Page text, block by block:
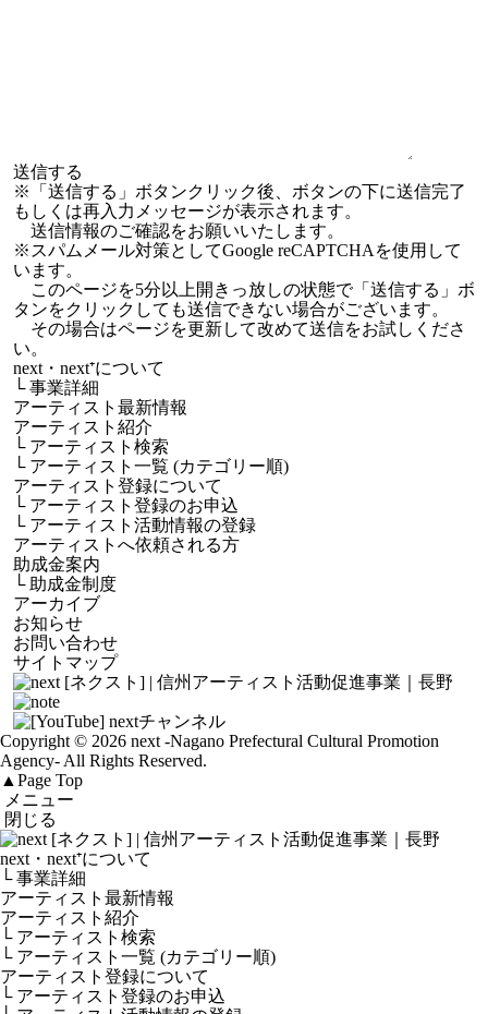
※「送信する」ボタンクリック後、ボタンの下に送信完了
もしくは再入力メッセージが表示されます。
送信情報のご確認をお願いいたします。
※スパムメール対策としてGoogle reCAPTCHAを使用して
います。
このページを5分以上開きっ放しの状態で「送信する」ボ
タンをクリックしても送信できない場合がございます。
その場合はページを更新して改めて送信をお試しくださ
い。
next・next⁺について
└事業詳細
アーティスト最新情報
アーティスト紹介
└ アーティスト検索
└ アーティスト一覧 (カテゴリー順)
アーティスト登録について
└ アーティスト登録のお申込
└ アーティスト活動情報の登録
アーティストへ依頼される方
助成金案内
└ 助成金制度
アーカイブ
お知らせ
お問い合わせ
サイトマップ
Copyright © 2026 next -Nagano Prefectural Cultural Promotion
Agency- All Rights Reserved.
▲ Page Top
メニュー
閉じる
next・next⁺について
└ 事業詳細
アーティスト最新情報
アーティスト紹介
└ アーティスト検索
└ アーティスト一覧 (カテゴリー順)
アーティスト登録について
└ アーティスト登録のお申込